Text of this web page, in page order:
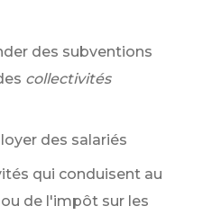
des subventions
collectivités
des salariés
qui conduisent au
ou de l'impôt sur les